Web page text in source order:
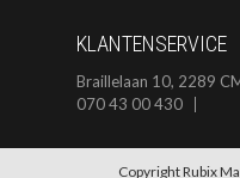
KLANTENSERVICE
Braillelaan 10, 2289
070 43 00 430
Copyright Rubix